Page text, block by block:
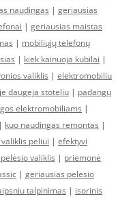
naudingas | geriausias
| geriausias maistas
| mobiliųjų telefonų
| kiek kainuoja kubilai |
valiklis | elektromobiliu
daugeja stoteliu | padangų
elektromobiliams |
| kuo naudingas remontas |
peliui | efektyvi
valiklis | priemonė
| geriausias pelesio
talpinimas | isorinis